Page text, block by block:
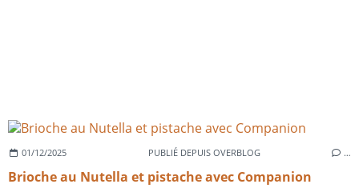
01/12/2025 PUBLIÉ DEPUIS OVERBLOG …
Brioche au Nutella et pistache avec Companion